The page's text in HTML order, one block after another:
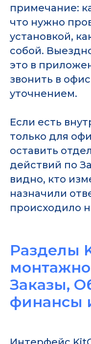
примечание:
что нужно
установкой,
собой.
это в
звонить в
уточнением.
Если есть
только для
оставить
действий по
видно, кто
назначили
происходило
Разделы
Заказы,
финансы